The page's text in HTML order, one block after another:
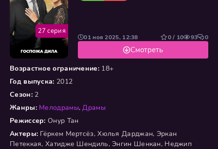
Возрастное ограничение:18+
Год выпуска: 2012
Сезон:2
Жанры: Мелодрамы,Драмы
Режиссер: Онур Тан
Актеры: Гёркем Мертсёз, Хюлья Дарджан, Эркан
Петеккая, Хатидже Шендиль, Энгин Шенкан, Неджип
Смотреть
01 ноя 2025, 12:38 0 / 10 93 0
27 серия